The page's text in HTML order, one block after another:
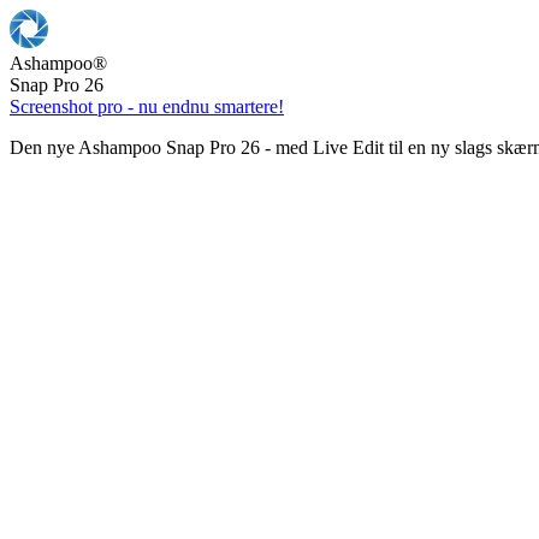
Ashampoo®
Snap Pro 26
Screenshot pro - nu endnu smartere!
Den nye Ashampoo Snap Pro 26 - med Live Edit til en ny slags